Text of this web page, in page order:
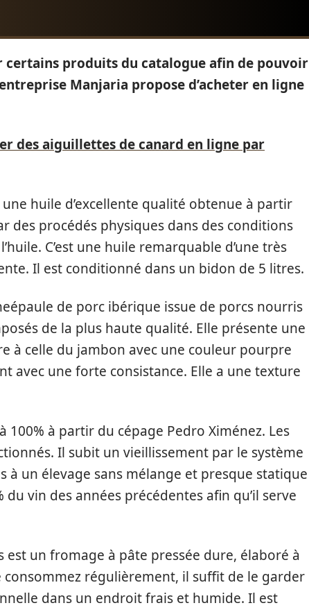
certains produits du catalogue afin de pouvoir
Manjaria propose d’acheter en ligne
des aiguillettes de canard en ligne par
une huile d’excellente qualité obtenue à partir
des procédés physiques dans des conditions
C’est une huile remarquable d’une très
Il est conditionné dans un bidon de 5 litres.
de porc ibérique issue de porcs nourris
de la plus haute qualité. Elle présente une
à celle du jambon avec une couleur pourpre
avec une forte consistance. Elle a une texture
100% à partir du cépage Pedro Ximénez. Les
Il subit un vieillissement par le système
à un élevage sans mélange et presque statique
du vin des années précédentes afin qu’il serve
est un fromage à pâte pressée dure, élaboré à
consommez régulièrement, il suffit de le garder
dans un endroit frais et humide. Il est